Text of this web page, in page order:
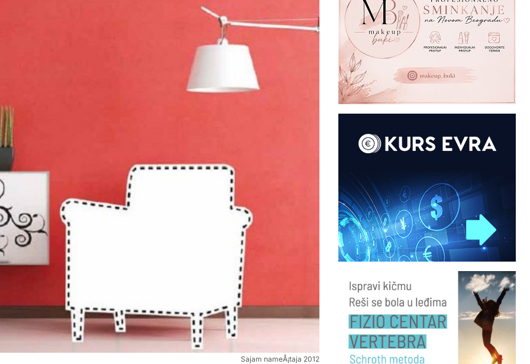
Sajam nameÅ¡taja 2012